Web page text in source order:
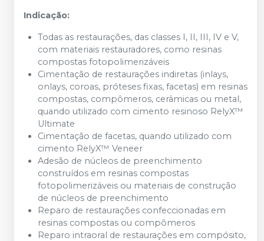
Indicação:
Todas as restaurações, das classes I, II, III, IV e V,
com materiais restauradores, como resinas
compostas fotopolimerizáveis
Cimentação de restaurações indiretas (inlays,
onlays, coroas, próteses fixas, facetas) em resinas
compostas, compômeros, cerâmicas ou metal,
quando utilizado com cimento resinoso RelyX™
Ultimate
Cimentação de facetas, quando utilizado com
cimento RelyX™ Veneer
Adesão de núcleos de preenchimento
construídos em resinas compostas
fotopolimerizáveis ou materiais de construção
de núcleos de preenchimento
Reparo de restaurações confeccionadas em
resinas compostas ou compômeros
Reparo intraoral de restaurações em compósito,